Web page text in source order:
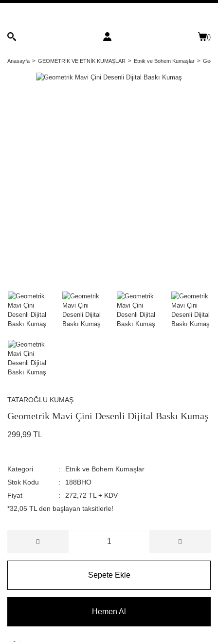
()
Anasayfa GEOMETRİK VE ETNİK KUMAŞLAR Etnik ve Bohem Kumaşlar
TATAROĞLU KUMAŞ
Geometrik Mavi Çini Desenli Dijital Baskı Kumaş
299,99 TL
Kategori
Etnik ve Bohem Kumaşlar
Stok Kodu
188BHO
Fiyat
272,72 TL + KDV
*32,05 TL den başlayan taksitlerle!
Sepete Ekle
Hemen Al